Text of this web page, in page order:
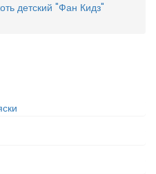
детский "Фан Кидз"